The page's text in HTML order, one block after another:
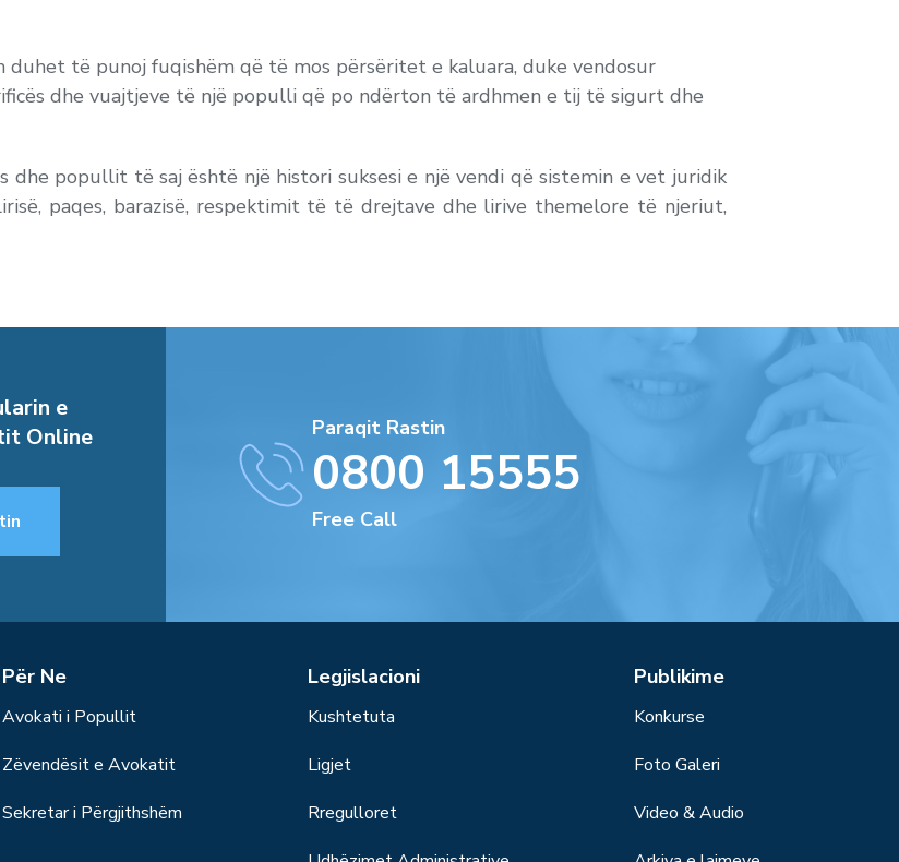
duhet të punoj fuqishëm që të mos përsëritet e kaluara, duke vendosur
dhe vuajtjeve të një populli që po ndërton të ardhmen e tij të sigurt dhe
popullit të saj është një histori suksesi e një vendi që sistemin e vet juridik
paqes, barazisë, respektimit të të drejtave dhe lirive themelore të njeriut,
e
Online
Paraqit Rastin
0800 15555
Free Call
Për Ne
Avokati i Popullit
Zëvendësit e Avokatit
Sekretar i Përgjithshëm
Legjislacioni
Kushtetuta
Ligjet
Rregulloret
Publikime
Konkurse
Foto Galeri
Video & Audio